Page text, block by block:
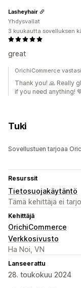
great
Lasheyhair
Yhdysvallat
3 kuukautta sovelluksen
OrichiCommerce
Thank you! 🙏 Really
if you need anything!
Tuki
Sovellustuen tarjoaa
Resurssit
Tietosuojakäytäntö
Tämä kehittäjä ei
Kehittäjä
OrichiCommerce
Verkkosivusto
Ha Noi, VN
Lanseerattu
28. toukokuu 2024